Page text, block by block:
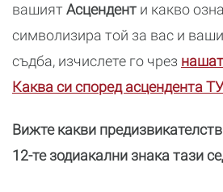
вашият Асцендент и какво
символизира той за вас и
съдба, изчислете го чрез
Каква си според асцендента
Вижте какви
12-те зодиакални знака тази